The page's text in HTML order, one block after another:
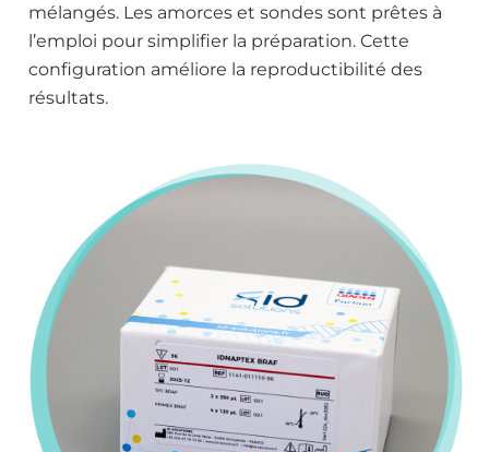
mélangés. Les amorces et sondes sont prêtes à
l’emploi pour simplifier la préparation. Cette
configuration améliore la reproductibilité des
résultats.